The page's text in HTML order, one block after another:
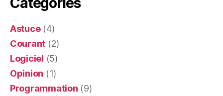
Astuce(4)
Courant (2)
Logiciel (5)
Opinion (1)
Programmation (9)